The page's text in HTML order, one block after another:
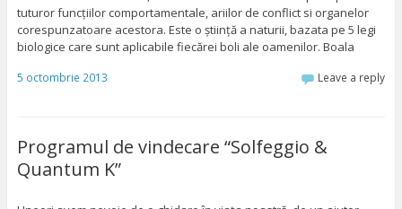
tuturor funcțiilor comportamentale, ariilor de conflict si organelor
corespunzatoare acestora. Este o știință a naturii, bazata pe 5 legi
biologice care sunt aplicabile fiecărei boli ale oamenilor. Boala
5 octombrie 2013 Leave a reply
Programul de vindecare “Solfeggio &
Quantum K”